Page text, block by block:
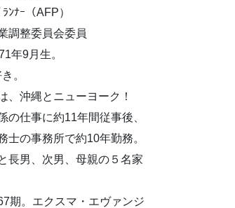
ﾝﾅｰ（AFP）
調整委員会委員
年9月生。
。
、沖縄とニューヨーク！
の仕事に約11年間従事後、
士の事務所で約10年勤務。
長男、次男、母親の５名家
期。エクスマ・エヴァンジ